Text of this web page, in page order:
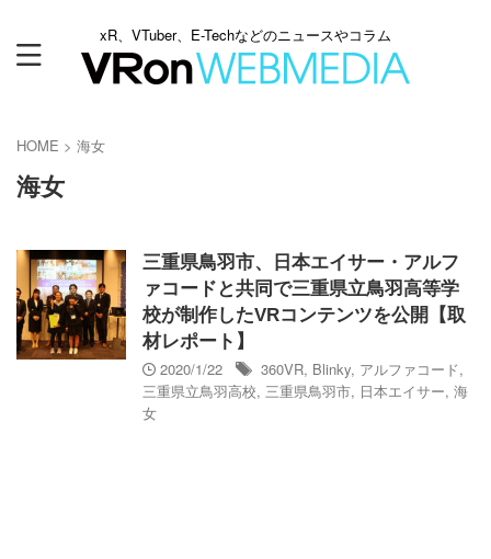
xR、VTuber、E-Techなどのニュースやコラム
HOME > 海女
海女
三重県鳥羽市、日本エイサー・アルフ
ァコードと共同で三重県立鳥羽高等学
校が制作したVRコンテンツを公開【取
材レポート】
2020/1/22
360VR, Blinky, アルファコード,
三重県立鳥羽高校, 三重県鳥羽市, 日本エイサー, 海
女